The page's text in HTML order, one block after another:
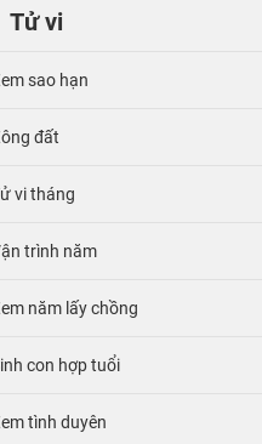
Tử vi
sao hạn
đất
vi tháng
trình năm
năm lấy chồng
con hợp tuổi
tình duyên